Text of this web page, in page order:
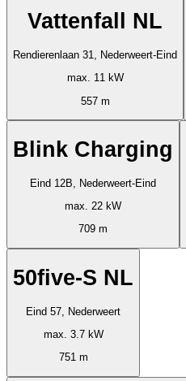
Vattenfall NL
Rendierenlaan 31, Nederweert-Eind
max. 11 kW
557 m
Blink Charging
Eind 12B, Nederweert-Eind
max. 22 kW
709 m
50five-S NL
Eind 57, Nederweert
max. 3.7 kW
751 m